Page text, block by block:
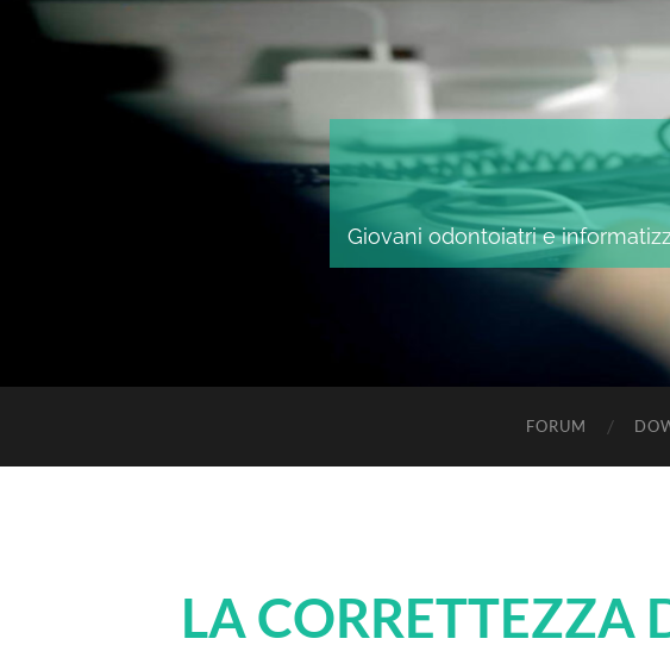
Giovani odontoiatri e
FORUM
LA CORRETTEZZA